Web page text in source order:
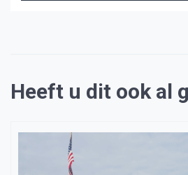
Heeft u dit ook al